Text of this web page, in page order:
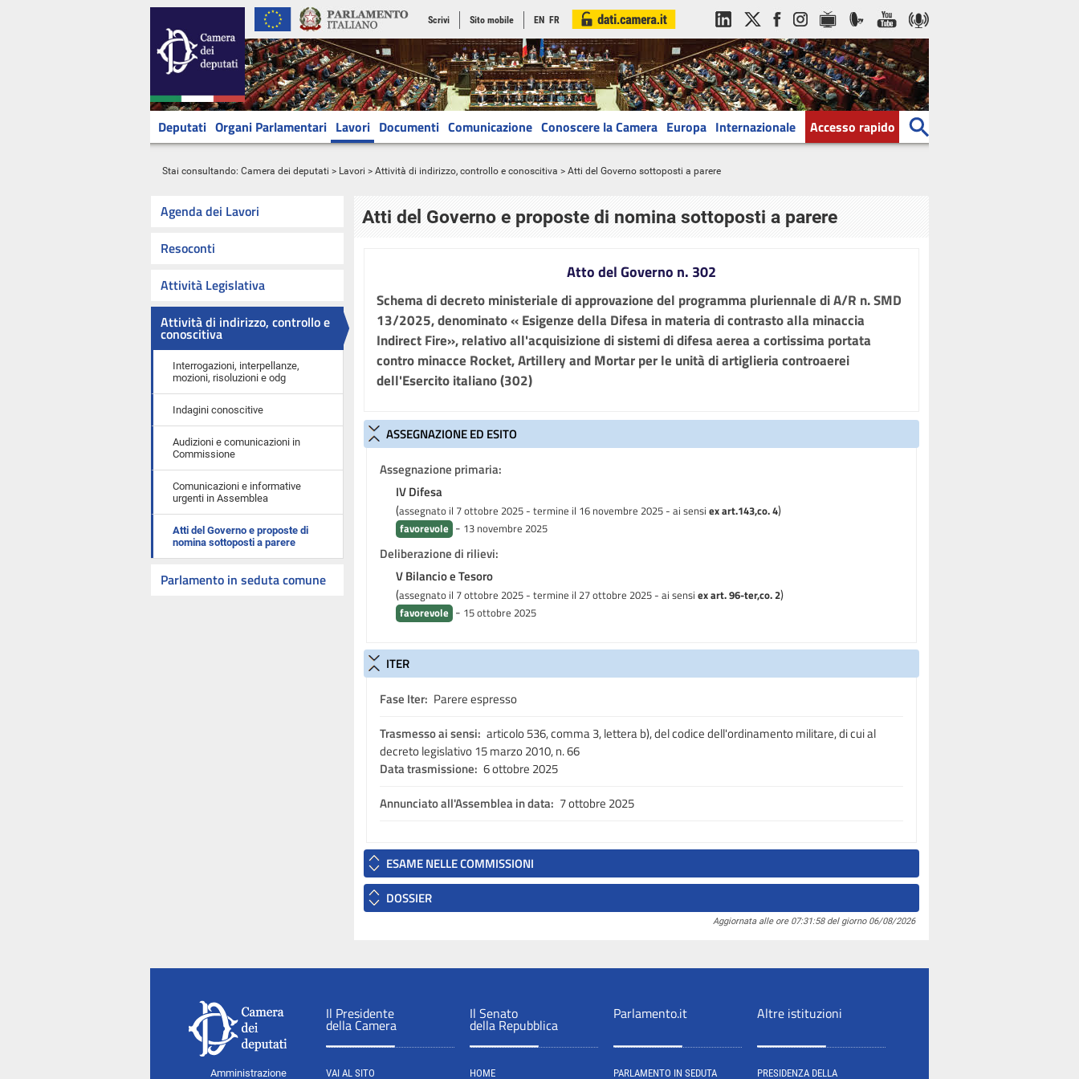
Scrivi Sito mobile EN FR
Deputati Organi Parlamentari Lavori Documenti Comunicazione Conoscere la Camera Europa Internazionale Accesso rapido
Stai consultando: Camera dei deputati > Lavori > Attività di indirizzo, controllo e conoscitiva > Atti del Governo sottoposti a parere
Agenda dei Lavori
Resoconti
Attività Legislativa
Attività di indirizzo, controllo e
conoscitiva
Interrogazioni, interpellanze,
mozioni, risoluzioni e odg
Indagini conoscitive
Audizioni e comunicazioni in
Commissione
Comunicazioni e informative
urgenti in Assemblea
Atti del Governo e proposte di
nomina sottoposti a parere
Parlamento in seduta comune
Atti del Governo e proposte di nomina sottoposti a parere
Atto del Governo n. 302
Schema di decreto ministeriale di approvazione del programma pluriennale di A/R n. SMD
13/2025, denominato « Esigenze della Difesa in materia di contrasto alla minaccia
Indirect Fire», relativo all'acquisizione di sistemi di difesa aerea a cortissima portata
contro minacce Rocket, Artillery and Mortar per le unità di artiglieria controaerei
dell'Esercito italiano (302)
ASSEGNAZIONE ED ESITO
Assegnazione primaria:
IV Difesa
(assegnato il 7 ottobre 2025 - termine il 16 novembre 2025 - ai sensi ex art.143,co. 4)
favorevole - 13 novembre 2025
Deliberazione di rilievi:
V Bilancio e Tesoro
(assegnato il 7 ottobre 2025 - termine il 27 ottobre 2025 - ai sensi ex art. 96-ter,co. 2)
favorevole - 15 ottobre 2025
ITER
Fase Iter: Parere espresso
Trasmesso ai sensi: articolo 536, comma 3, lettera b), del codice dell'ordinamento militare, di cui al
decreto legislativo 15 marzo 2010, n. 66
Data trasmissione: 6 ottobre 2025
Annunciato all'Assemblea in data: 7 ottobre 2025
ESAME NELLE COMMISSIONI
DOSSIER
Aggiornata alle ore 07:31:58 del giorno 06/08/2026
Amministrazione
Il Presidente
della Camera
VAI AL SITO
Il Senato
della Repubblica
HOME
Parlamento.it
PARLAMENTO IN SEDUTA
Altre istituzioni
PRESIDENZA DELLA